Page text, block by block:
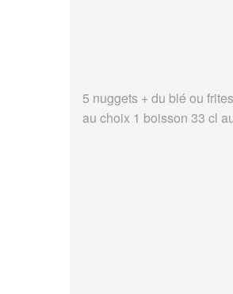
5 nuggets + du blé ou
au choix 1 boisson 33 cl